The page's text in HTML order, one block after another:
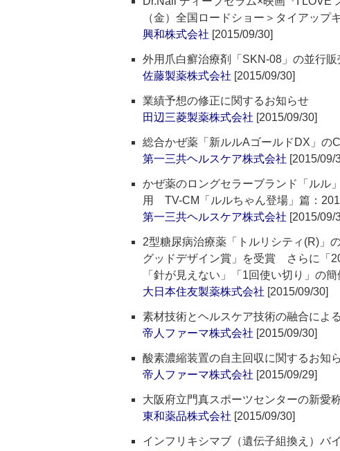
（金）全国ロードショー＞タイアップ
興和株式会社 [2015/09/30]
外用爪白癬治療剤「SKN-08」の並行
佐藤製薬株式会社 [2015/09/30]
業績予想の修正に関するお知らせ
田辺三菱製薬株式会社 [2015/09/30]
総合かぜ薬「新ルルAゴールドDX」の
第一三共ヘルスケア株式会社 [2015/09/
かぜ薬のロングセラーブランド「ルル
用 TV-CM「ルルちゃん登場」篇：
第一三共ヘルスケア株式会社 [2015/09/
2型糖尿病治療薬「トルリシティ(R)
グッドデザイン賞」を受賞 さらに「
「針が見えない」「1回使い切り」の
大日本住友製薬株式会社 [2015/09/30]
素材技術とヘルスケア技術の融合に
帝人ファーマ株式会社 [2015/09/30]
酸素濃縮装置の自主回収に関するお知
帝人ファーマ株式会社 [2015/09/29]
大阪府立門真スポーツセンターの新愛
東和薬品株式会社 [2015/09/30]
インフリキシマブ（遺伝子組換え）バ